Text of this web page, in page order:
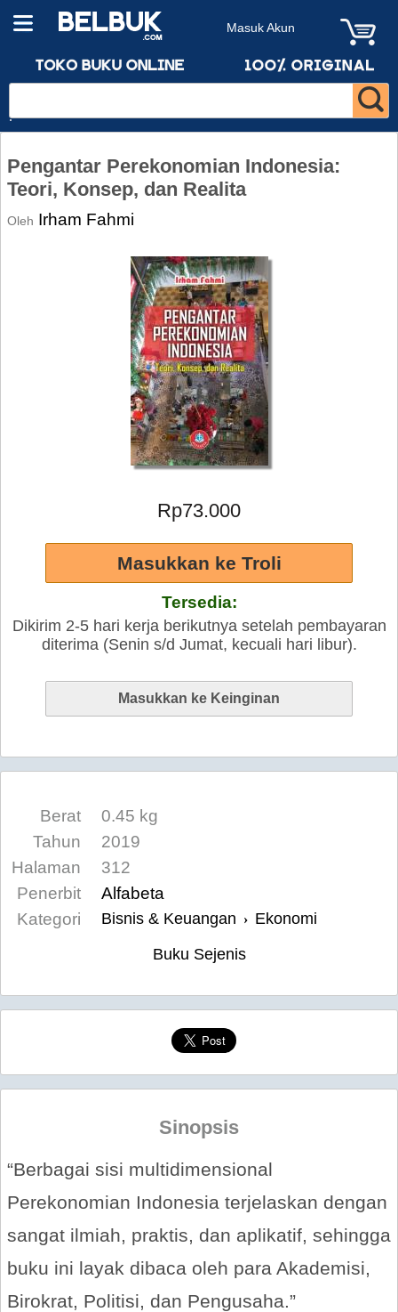
Masuk Akun
Pengantar Perekonomian Indonesia:
Teori, Konsep, dan Realita
Oleh Irham Fahmi
Rp73.000
Tersedia:
Dikirim 2-5 hari kerja berikutnya setelah pembayaran
diterima (Senin s/d Jumat, kecuali hari libur).
Berat
0.45 kg
Tahun
2019
Halaman
312
Penerbit
Alfabeta
Kategori
Bisnis & Keuangan › Ekonomi
Buku Sejenis
Sinopsis
“Berbagai sisi multidimensional
Perekonomian Indonesia terjelaskan dengan
sangat ilmiah, praktis, dan aplikatif, sehingga
buku ini layak dibaca oleh para Akademisi,
Birokrat, Politisi, dan Pengusaha.”